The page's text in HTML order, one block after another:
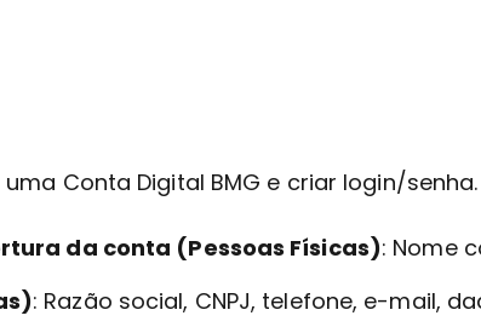
Conta Digital BMG e criar login/senha.
da conta (Pessoas Físicas): Nome
: Razão social, CNPJ, telefone, e-mail,